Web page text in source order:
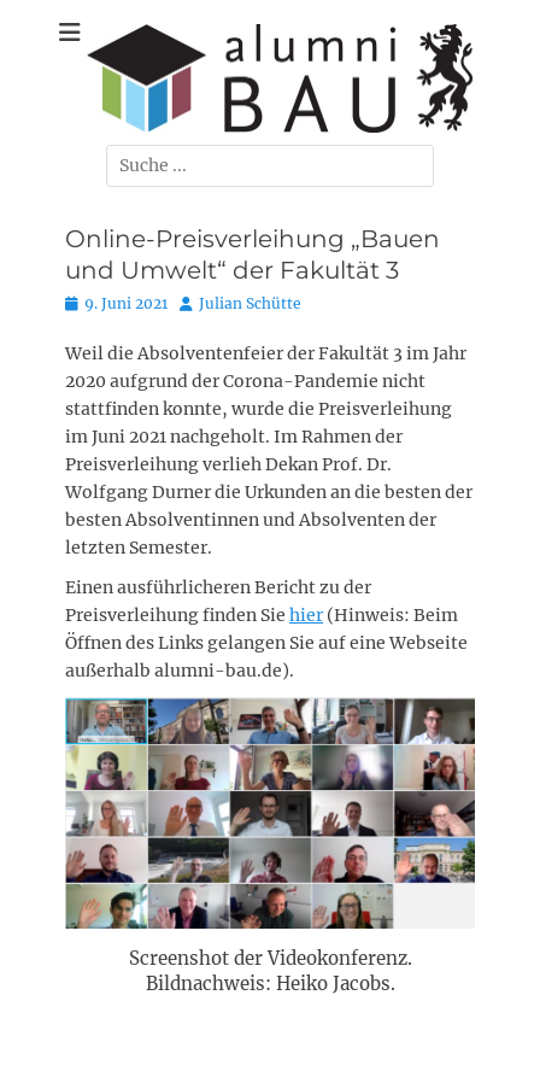
Alumni-Bau
Carolo-
Wihelmina e. V.
Der Ehemaligenverein der Bauingenieure, Umweltingenieure,
Verkehrsingenieure und Wirtschaftsingenieure/Bau der TU
Suchen
nach:
Online-Preisverleihung „Bauen
und Umwelt“ der Fakultät 3
Posted
9. Juni 2021 AutorJulian Schütte
Weil die Absolventenfeier der Fakultät 3 im Jahr
2020 aufgrund der Corona-Pandemie nicht
stattfinden konnte, wurde die Preisverleihung
im Juni 2021 nachgeholt. Im Rahmen der
Preisverleihung verlieh Dekan Prof. Dr.
Wolfgang Durner die Urkunden an die besten der
besten Absolventinnen und Absolventen der
letzten Semester.
Einen ausführlicheren Bericht zu der
Preisverleihung finden Sie hier(Hinweis: Beim
Öffnen des Links gelangen Sie auf eine Webseite
außerhalb alumni-bau.de).
Screenshot der Videokonferenz.
Bildnachweis: Heiko Jacobs.